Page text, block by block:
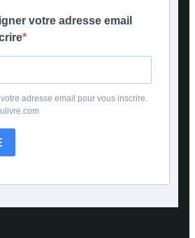
votre adresse email
adresse email pour vous inscrire.